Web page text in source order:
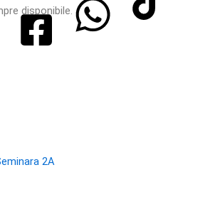
disponibile.
2A